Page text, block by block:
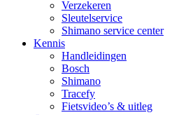
Verzekeren
Sleutelservice
Shimano service center
Kennis
Handleidingen
Bosch
Shimano
Tracefy
Fietsvideo’s & uitleg